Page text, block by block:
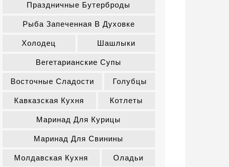
Праздничные Бутерброды
Рыба Запеченная В Духовке
Холодец Шашлыки
Вегетарианские Супы
Восточные Сладости Голубцы
Кавказская Кухня Котлеты
Маринад Для Курицы
Маринад Для Свинины
Молдавская Кухня Оладьи